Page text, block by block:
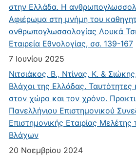
στην Ελλάδα. Η
Αφιέρωμα στη μνήμη του
ανθρωπογλωσσολογίας Λουκά
Εταιρεία Εθνολογίας, σσ. 139-167
7 Ιουνίου 2025
Νιτσιάκος, Β., Ντίνας, Κ. &
Βλάχοι της Ελλάδας. Ταυτότητες
στον χώρο και τον χρόνο.
Πανελλήνιου Επιστημονικού
Επιστημονικής Εταιρίας
Βλάχων
20 Νοεμβρίου 2024